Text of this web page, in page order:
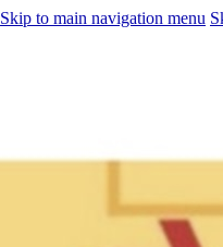
Skip to main navigation menu